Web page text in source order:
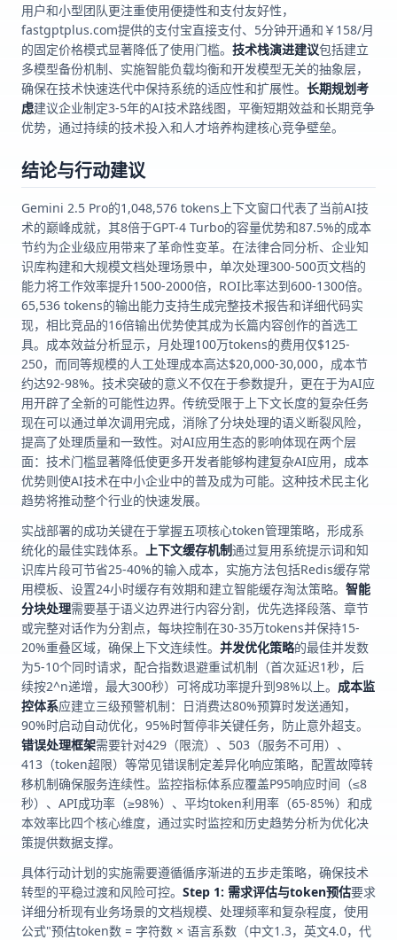
用户和小型团队更注重使用便捷性和支付友好性，
fastgptplus.com提供的支付宝直接支付、5分钟开通和￥158/月
的固定价格模式显著降低了使用门槛。 技术栈演进建议包括建立
多模型备份机制、实施智能负载均衡和开发模型无关的抽象层，
确保在技术快速迭代中保持系统的适应性和扩展性。 长期规划考
虑建议企业制定3-5年的AI技术路线图，平衡短期效益和长期竞争
优势，通过持续的技术投入和人才培养构建核心竞争壁垒。
结论与行动建议
Gemini 2.5 Pro的1,048,576 tokens上下文窗口代表了当前AI技
术的巅峰成就，其8倍于GPT-4 Turbo的容量优势和87.5%的成本
节约为企业级应用带来了革命性变革。在法律合同分析、企业知
识库构建和大规模文档处理场景中，单次处理300-500页文档的
能力将工作效率提升1500-2000倍，ROI比率达到600-1300倍。
65,536 tokens的输出能力支持生成完整技术报告和详细代码实
现，相比竞品的16倍输出优势使其成为长篇内容创作的首选工
具。成本效益分析显示，月处理100万tokens的费用仅$125-
250，而同等规模的人工处理成本高达$20,000-30,000，成本节
约达92-98%。技术突破的意义不仅在于参数提升，更在于为AI应
用开辟了全新的可能性边界。传统受限于上下文长度的复杂任务
现在可以通过单次调用完成，消除了分块处理的语义断裂风险，
提高了处理质量和一致性。对AI应用生态的影响体现在两个层
面：技术门槛显著降低使更多开发者能够构建复杂AI应用，成本
优势则使AI技术在中小企业中的普及成为可能。这种技术民主化
趋势将推动整个行业的快速发展。
实战部署的成功关键在于掌握五项核心token管理策略，形成系
统化的最佳实践体系。
上下文缓存机制通过复用系统提示词和知
识库片段可节省25-40%的输入成本，实施方法包括Redis缓存常
用模板、设置24小时缓存有效期和建立智能缓存淘汰策略。 智能
分块处理需要基于语义边界进行内容分割，优先选择段落、章节
或完整对话作为分割点，每块控制在30-35万tokens并保持15-
20%重叠区域，确保上下文连续性。 并发优化策略的最佳并发数
为5-10个同时请求，配合指数退避重试机制（首次延迟1秒，后
续按2^n递增，最大300秒）可将成功率提升到98%以上。 成本监
控体系应建立三级预警机制：日消费达80%预算时发送通知，
90%时启动自动优化，95%时暂停非关键任务，防止意外超支。
错误处理框架需要针对429（限流）、503（服务不可用）、
413（token超限）等常见错误制定差异化响应策略，配置故障转
移机制确保服务连续性。监控指标体系应覆盖P95响应时间（≤8
秒）、API成功率（≥98%）、平均token利用率（65-85%）和成
本效率比四个核心维度，通过实时监控和历史趋势分析为优化决
策提供数据支撑。
具体行动计划的实施需要遵循循序渐进的五步走策略，确保技术
转型的平稳过渡和风险可控。 Step 1: 需求评估与token预估要求
详细分析现有业务场景的文档规模、处理频率和复杂程度，使用
公式"预估token数 = 字符数 × 语言系数（中文1.3，英文4.0，代